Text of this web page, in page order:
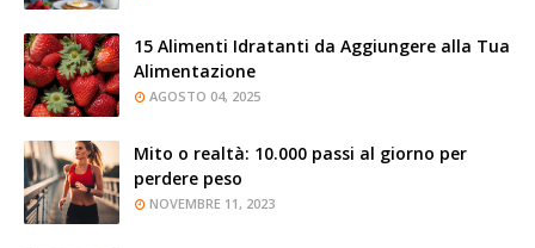
15 Alimenti Idratanti da Aggiungere alla Tua
Alimentazione
AGOSTO 04, 2025
Mito o realtà: 10.000 passi al giorno per
perdere peso
NOVEMBRE 11, 2023